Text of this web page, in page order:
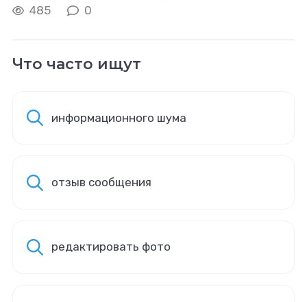
работает эффективнее рекламы. Качественно
485 0
Что часто ищут
информационного шума
отзыв сообщения
редактировать фото